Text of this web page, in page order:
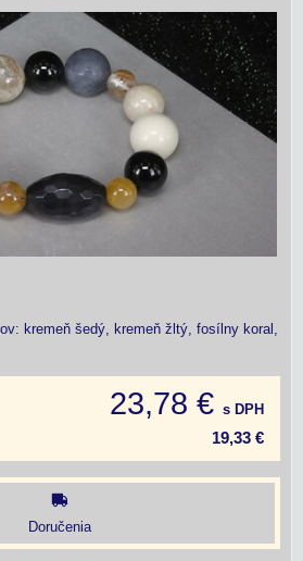
kremeň šedý, kremeň žltý, fosílny koral,
23,78 € s DPH
19,33 €
Doručenia